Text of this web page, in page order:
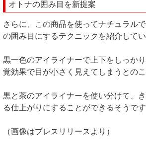
オトナの囲み目を新提案
さらに、この商品を使ってナチュラル
の囲み目にするテクニックを紹介してい
黒一色のアイライナーで上下をしっか
覚効果で目が小さく見えてしまうとのこ
黒と茶のアイライナーを使い分けて、
る仕上がりにすることができるそうです
（画像はプレスリリースより）